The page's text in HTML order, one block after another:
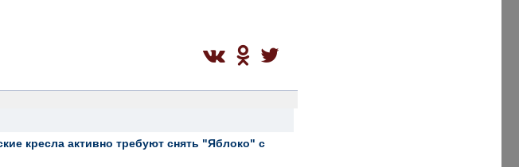
кресла активно требуют снять "Яблоко" с